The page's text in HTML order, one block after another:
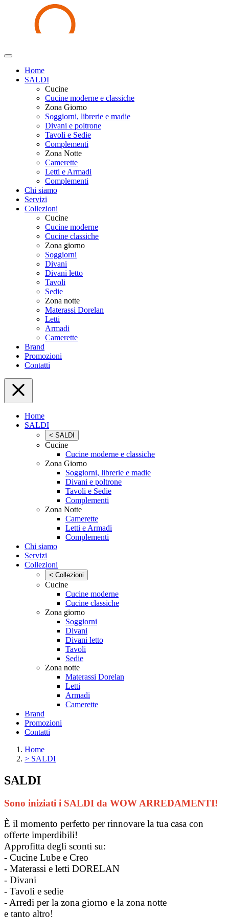
Home
SALDI
Cucine
Cucine moderne e classiche
Zona Giorno
Soggiorni, librerie e madie
Divani e poltrone
Tavoli e Sedie
Complementi
Zona Notte
Camerette
Letti e Armadi
Complementi
Chi siamo
Servizi
Collezioni
Cucine
Cucine moderne
Cucine classiche
Zona giorno
Soggiorni
Divani
Divani letto
Tavoli
Sedie
Zona notte
Materassi Dorelan
Letti
Armadi
Camerette
Brand
Promozioni
Contatti
Home
SALDI
< SALDI
Cucine
Cucine moderne e classiche
Zona Giorno
Soggiorni, librerie e madie
Divani e poltrone
Tavoli e Sedie
Complementi
Zona Notte
Camerette
Letti e Armadi
Complementi
Chi siamo
Servizi
Collezioni
< Collezioni
Cucine
Cucine moderne
Cucine classiche
Zona giorno
Soggiorni
Divani
Divani letto
Tavoli
Sedie
Zona notte
Materassi Dorelan
Letti
Armadi
Camerette
Brand
Promozioni
Contatti
Home
> SALDI
SALDI
Sono iniziati i SALDI da WOW ARREDAMENTI!
È il momento perfetto per rinnovare la tua casa con
offerte imperdibili!
Approfitta degli sconti su:
- Cucine Lube e Creo
- Materassi e letti DORELAN
- Divani
- Tavoli e sedie
- Arredi per la zona giorno e la zona notte
e tanto altro!